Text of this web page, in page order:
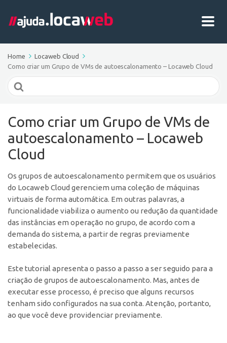
Home
Locaweb Cloud
Como criar um Grupo de VMs de autoescalonamento – Locaweb Cloud
Search
For
Como criar um Grupo de VMs de
autoescalonamento – Locaweb
Cloud
Os grupos de autoescalonamento permitem que os usuários
do Locaweb Cloud gerenciem uma coleção de máquinas
virtuais de forma automática. Em outras palavras, a
funcionalidade viabiliza o aumento ou redução da quantidade
das instâncias em operação no grupo, de acordo com a
demanda do sistema, a partir de regras previamente
estabelecidas.
Este tutorial apresenta o passo a passo a ser seguido para a
criação de grupos de autoescalonamento. Mas, antes de
executar esse processo, é preciso que alguns recursos
tenham sido configurados na sua conta. Atenção, portanto,
ao que você deve providenciar previamente.